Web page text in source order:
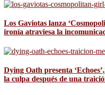
Los Gaviotas lanza
ironía atraviesa la
Dying Oath presenta
la culpa después de una